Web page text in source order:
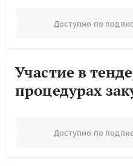
Доступно по
Участие в
процедурах
Доступно по